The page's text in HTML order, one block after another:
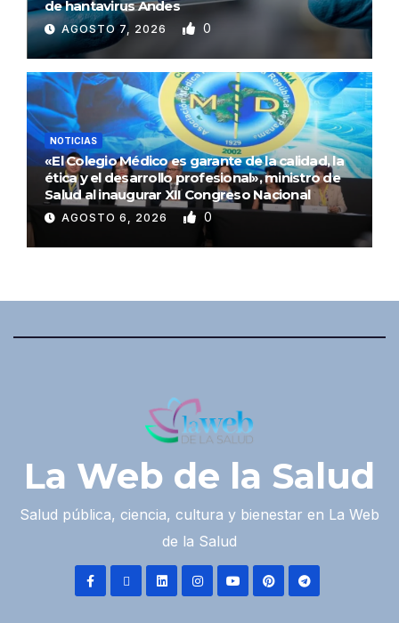
de hantavirus Andes
AGOSTO 7, 2026 0
NOTICIAS
«El Colegio Médico es garante de la calidad, la
ética y el desarrollo profesional», ministro de
Salud al inaugurar XII Congreso Nacional
AGOSTO 6, 2026 0
La Web de la Salud
Salud pública, ciencia, cultura y bienestar en La Web
de la Salud